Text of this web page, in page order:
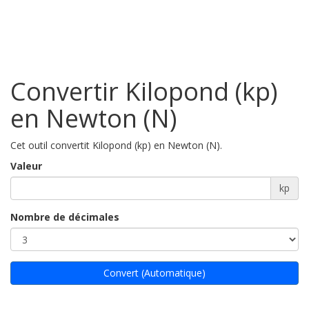
Convertir Kilopond (kp)
en Newton (N)
Cet outil convertit Kilopond (kp) en Newton (N).
Valeur
kp
Nombre de décimales
Convert (Automatique)